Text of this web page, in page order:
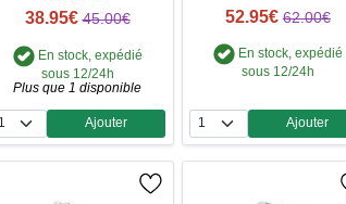
38.95€ 45.00€
En stock, expédié
sous 12/24h
Plus que 1 disponible
Quantité
Ajouter
52.95€ 62.00€
En stock, expédié
sous 12/24h
Quantité
Ajouter